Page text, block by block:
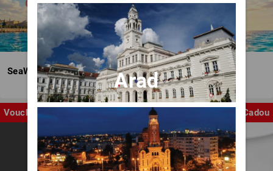
SeaWave Film & Arts Festival editia IV
Voucher Cadou
Arad